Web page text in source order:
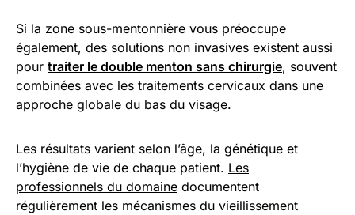
Si la zone sous-mentonnière vous préoccupe
également, des solutions non invasives existent aussi
pour traiter le double menton sans chirurgie, souvent
combinées avec les traitements cervicaux dans une
approche globale du bas du visage.
Les résultats varient selon l’âge, la génétique et
l’hygiène de vie de chaque patient. Les
professionnels du domaine documentent
régulièrement les mécanismes du vieillissement